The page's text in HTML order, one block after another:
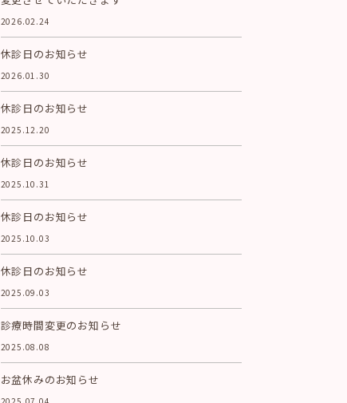
2026.02.24
休診日のお知らせ
2026.01.30
休診日のお知らせ
2025.12.20
休診日のお知らせ
2025.10.31
休診日のお知らせ
2025.10.03
休診日のお知らせ
2025.09.03
診療時間変更のお知らせ
2025.08.08
お盆休みのお知らせ